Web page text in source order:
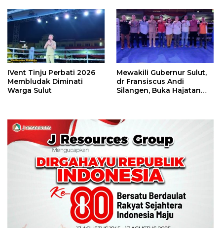
Perbati 2026
IVent Tinju Perbati 2026
Membludak Diminati
Warga Sulut
Mewakili Gubernur Sulut,
dr Fransiscus Andi
Silangen, Buka Hajatan